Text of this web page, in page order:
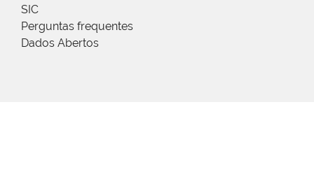
SIC
Perguntas frequentes
Dados Abertos